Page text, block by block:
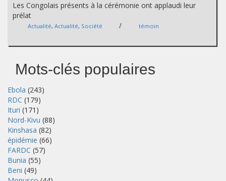
Les Congolais présents à la cérémonie ont applaudi leur
prélat
Actualité, Actualité, Société / témoin
Mots-clés populaires
Ebola (243)
RDC (179)
Ituri (171)
Nord-Kivu (88)
Kinshasa (82)
épidémie (66)
FARDC (57)
Bunia (55)
Beni (49)